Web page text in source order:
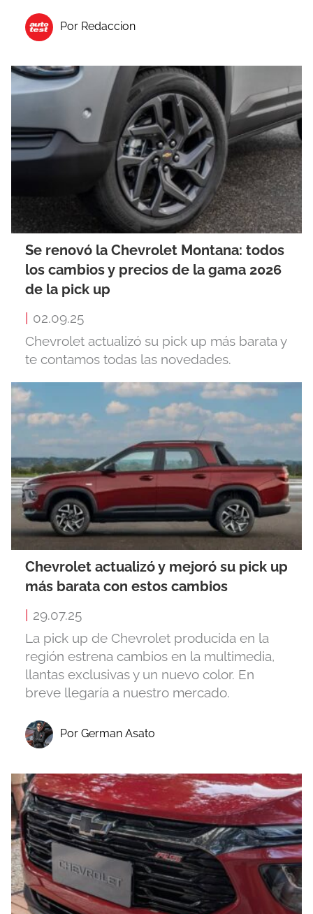
Por Redaccion
Se renovó la Chevrolet Montana: todos
los cambios y precios de la gama 2026
de la pick up
02.09.25
Chevrolet actualizó su pick up más barata y
te contamos todas las novedades.
Chevrolet actualizó y mejoró su pick up
más barata con estos cambios
29.07.25
La pick up de Chevrolet producida en la
región estrena cambios en la multimedia,
llantas exclusivas y un nuevo color. En
breve llegaría a nuestro mercado.
Por German Asato